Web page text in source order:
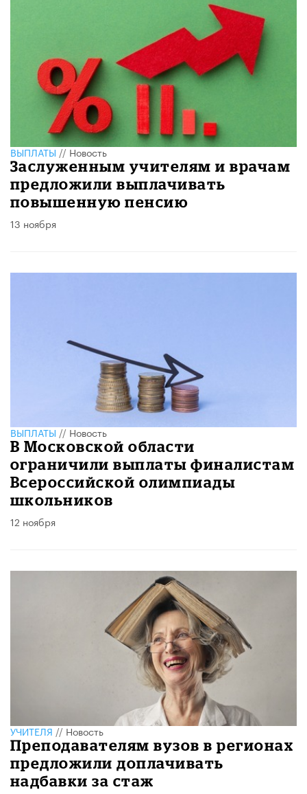
ВЫПЛАТЫ//Новость
Заслуженным учителям и врачам
предложили выплачивать
повышенную пенсию
13 ноября
ВЫПЛАТЫ//Новость
В Московской области
ограничили выплаты финалистам
Всероссийской олимпиады
школьников
12 ноября
УЧИТЕЛЯ//Новость
Преподавателям вузов в регионах
предложили доплачивать
надбавки за стаж